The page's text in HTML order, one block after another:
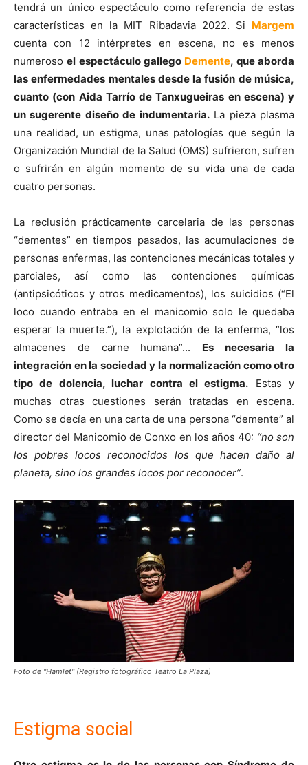
tendrá un único espectáculo como referencia de estas
características en la MIT Ribadavia 2022. Si Margem
cuenta con 12 intérpretes en escena, no es menos
numerosoel espectáculo gallego Demente, que aborda
las enfermedades mentales desde la fusión de música,
cuanto (con Aida Tarrío de Tanxugueiras en escena) y
un sugerente diseño de indumentaria.La pieza plasma
una realidad, un estigma, unas patologías que según la
Organización Mundial de la Salud (OMS) sufrieron, sufren
o sufrirán en algún momento de su vida una de cada
cuatro personas.
La reclusión prácticamente carcelaria de las personas
“dementes” en tiempos pasados, las acumulaciones de
personas enfermas, las contenciones mecánicas totales y
parciales, así como las contenciones químicas
(antipsicóticos y otros medicamentos), los suicidios (“El
loco cuando entraba en el manicomio solo le quedaba
esperar la muerte.”), la explotación de la enferma, “los
almacenes de carne humana”... Es necesaria la
integración en la sociedad y la normalización como otro
tipo de dolencia, luchar contra el estigma. Estas y
muchas otras cuestiones serán tratadas en escena.
Como se decía en una carta de una persona “demente” al
director del Manicomio de Conxo en los años 40: “no son
los pobres locos reconocidos los que hacen daño al
planeta, sino los grandes locos por reconocer”.
Foto de "Hamlet" (Registro fotográfico Teatro La Plaza)
Estigma social